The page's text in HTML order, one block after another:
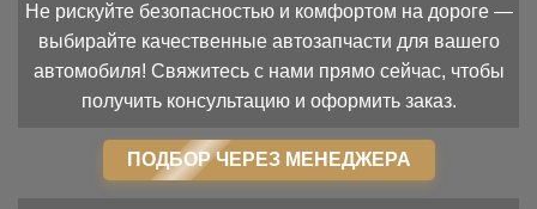
Не рискуйте безопасностью и комфортом на дороге —
выбирайте качественные автозапчасти для вашего
автомобиля! Свяжитесь с нами прямо сейчас, чтобы
получить консультацию и оформить заказ.
ПОДБОР ЧЕРЕЗ МЕНЕДЖЕРА